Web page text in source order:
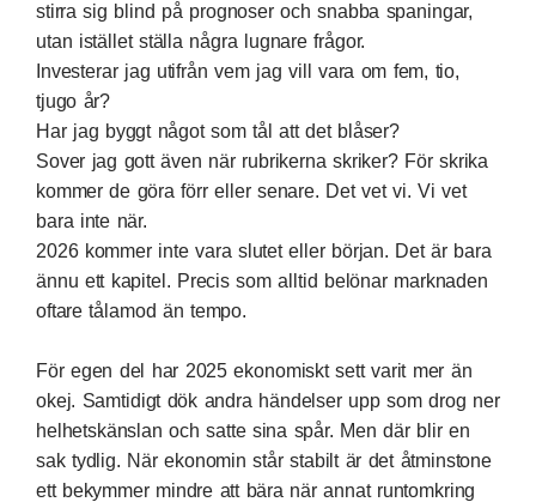
stirra sig blind på prognoser och snabba spaningar,
utan istället ställa några lugnare frågor.
Investerar jag utifrån vem jag vill vara om fem, tio,
tjugo år?
Har jag byggt något som tål att det blåser?
Sover jag gott även när rubrikerna skriker? För skrika
kommer de göra förr eller senare. Det vet vi. Vi vet
bara inte när.
2026 kommer inte vara slutet eller början. Det är bara
ännu ett kapitel. Precis som alltid belönar marknaden
oftare tålamod än tempo.
För egen del har 2025 ekonomiskt sett varit mer än
okej. Samtidigt dök andra händelser upp som drog ner
helhetskänslan och satte sina spår. Men där blir en
sak tydlig. När ekonomin står stabilt är det åtminstone
ett bekymmer mindre att bära när annat runtomkring